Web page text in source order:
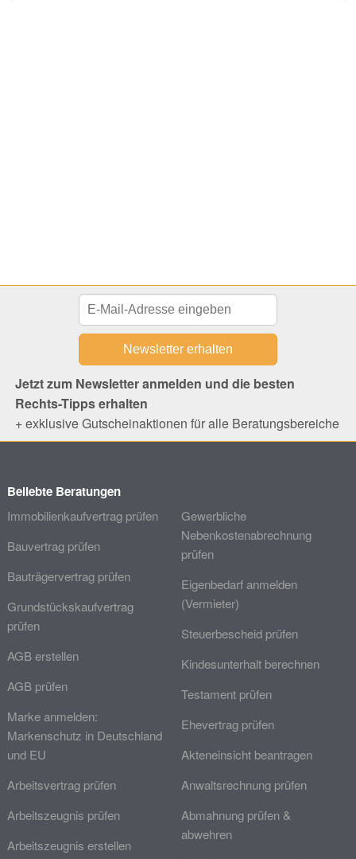
Jetzt zum Newsletter anmelden und die besten
Rechts-Tipps erhalten
+ exklusive Gutscheinaktionen für alle Beratungsbereiche
Beliebte Beratungen
Immobilienkaufvertrag prüfen
Bauvertrag prüfen
Bauträgervertrag prüfen
Grundstückskaufvertrag
prüfen
AGB erstellen
AGB prüfen
Marke anmelden:
Markenschutz in Deutschland
und EU
Arbeitsvertrag prüfen
Arbeitszeugnis prüfen
Arbeitszeugnis erstellen
Gewerbliche
Nebenkostenabrechnung
prüfen
Eigenbedarf anmelden
(Vermieter)
Steuerbescheid prüfen
Kindesunterhalt berechnen
Testament prüfen
Ehevertrag prüfen
Akteneinsicht beantragen
Anwaltsrechnung prüfen
Abmahnung prüfen &
abwehren